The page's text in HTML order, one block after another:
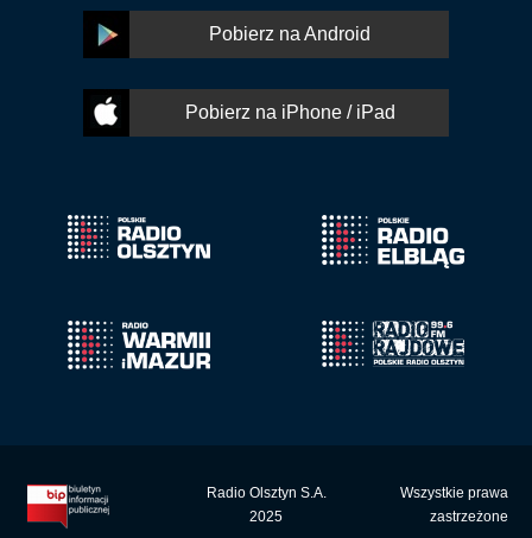
Pobierz na Android
Pobierz na iPhone / iPad
Radio Olsztyn S.A.
2025
Wszystkie prawa
zastrzeżone